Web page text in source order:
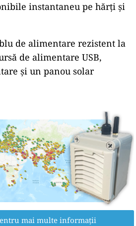
instantaneu pe hărți și
de alimentare rezistent la
de alimentare USB,
și un panou solar
mai multe informații